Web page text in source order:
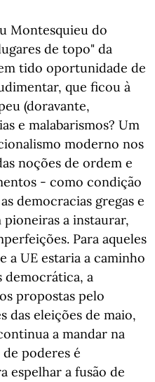
Montesquieu do
de topo" da
tido oportunidade de
que ficou à
(doravante,
e malabarismos? Um
moderno nos
noções de ordem e
- como condição
democracias gregas e
a instaurar,
Para aqueles
a UE estaria a caminho
democrática, a
propostas pelo
das eleições de maio,
a mandar na
de poderes é
espelhar a fusão de